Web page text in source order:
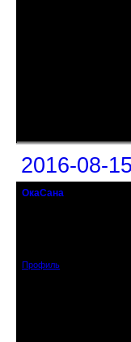
2016-08-
ОкаСана
Профиль